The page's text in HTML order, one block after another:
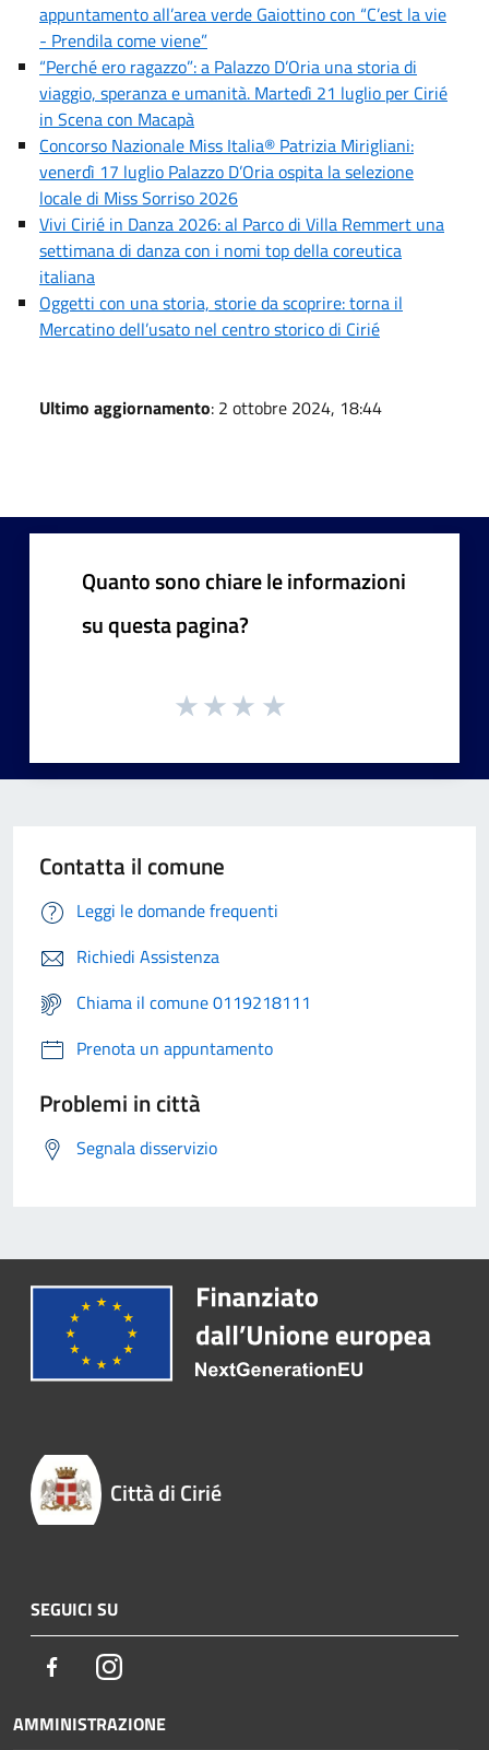
appuntamento all’area verde Gaiottino con “C’est la vie
- Prendila come viene”
“Perché ero ragazzo”: a Palazzo D’Oria una storia di
viaggio, speranza e umanità. Martedì 21 luglio per Cirié
in Scena con Macapà
Concorso Nazionale Miss Italia® Patrizia Mirigliani:
venerdì 17 luglio Palazzo D’Oria ospita la selezione
locale di Miss Sorriso 2026
Vivi Cirié in Danza 2026: al Parco di Villa Remmert una
settimana di danza con i nomi top della coreutica
italiana
Oggetti con una storia, storie da scoprire: torna il
Mercatino dell’usato nel centro storico di Cirié
Ultimo aggiornamento: 2 ottobre 2024, 18:44
Quanto sono chiare le informazioni
su questa pagina?
Contatta il comune
Leggi le domande frequenti
Richiedi Assistenza
Chiama il comune 0119218111
Prenota un appuntamento
Problemi in città
Segnala disservizio
Città di Cirié
SEGUICI SU
FacebookInstagram
AMMINISTRAZIONE